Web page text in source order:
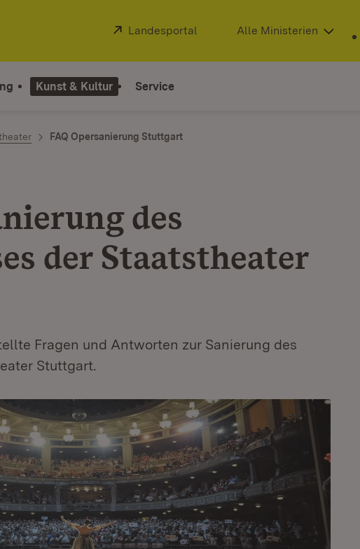
Extern:
Landesportal (Öffnet in neuem Fenster)
Alle Ministerien
Kunst & Kultur Service
FAQ Opersanierung Stuttgart
des
der Staatstheater
Fragen und Antworten zur Sanierung des
Stuttgart.